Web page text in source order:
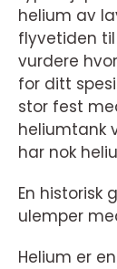
helium av
flyvetiden
vurdere
for ditt
stor fest
heliumtank
har nok
En historisk
ulemper
Helium er